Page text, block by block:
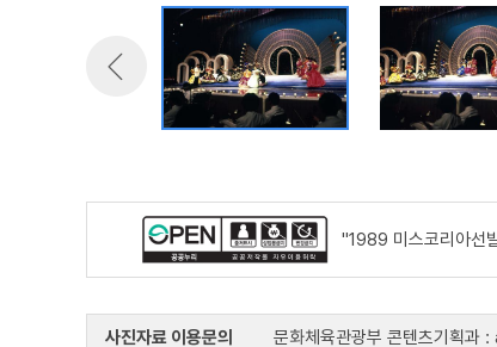
"1989 미스코리아선
사진자료 이용문의 문화체육관광부 콘텐츠기획